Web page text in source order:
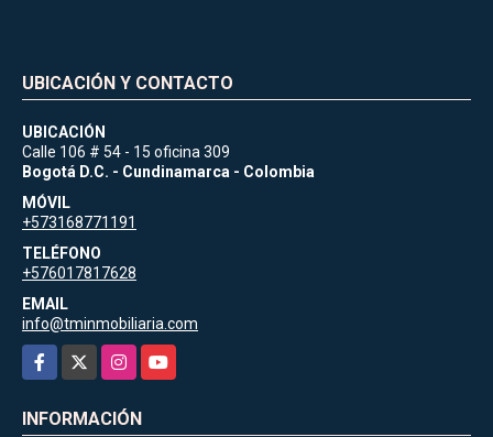
UBICACIÓN Y CONTACTO
UBICACIÓN
Calle 106 # 54 - 15 oficina 309
Bogotá D.C. - Cundinamarca - Colombia
MÓVIL
+573168771191
TELÉFONO
+576017817628
EMAIL
info@tminmobiliaria.com
Facebook
InstagramYouTube
INFORMACIÓN